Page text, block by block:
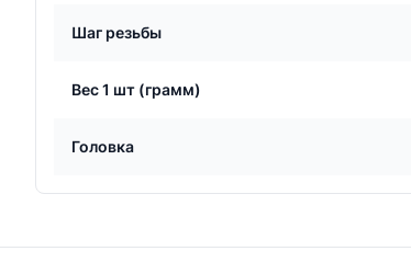
Шаг резьбы
Вес 1 шт (грамм)
Головка